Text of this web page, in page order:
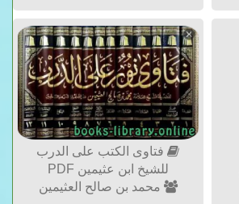
فتاوى الكتب على الدرب
للشيخ ابن عثيمين PDF
محمد بن صالح العثيمين